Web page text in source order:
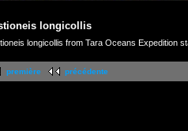
longicollis
longicollis from Tara Oceans Expedition
première précédente